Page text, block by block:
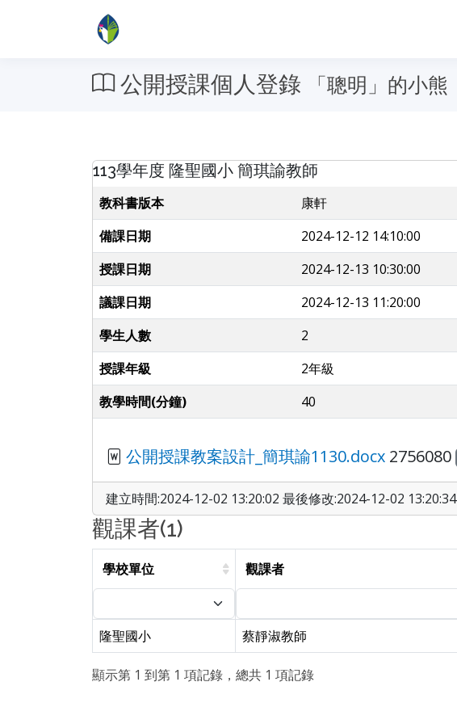
公開授課個人登錄 「聰明」的小熊
113學年度 隆聖國小 簡琪諭教師
教科書版本 康軒
備課日期
2024-12-12 14:10:00
授課日期
2024-12-13 10:30:00
議課日期
2024-12-13 11:20:00
學生人數
2
授課年級
2年級
教學時間(分鐘)
40
公開授課教案設計_簡琪諭1130.docx 2756080
建立時間:2024-12-02 13:20:02 最後修改:2024-12-02 13:20:34
觀課者(1)
學校單位 觀課者
隆聖國小 蔡靜淑教師
顯示第 1 到第 1 項記錄，總共 1 項記錄